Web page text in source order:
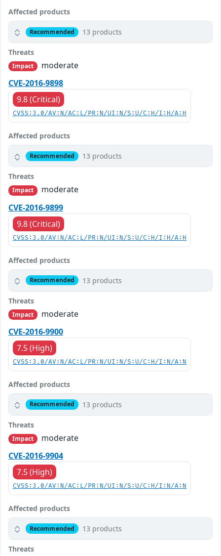
Affected products
Recommended 13 products
Threats
Impact
moderate
CVE-2016-9898
9.8 (Critical)
CVSS:3.0/AV:N/AC:L/PR:N/UI:N/S:U/C:H/I:H/A:H
Affected products
Recommended 13 products
Threats
Impact
moderate
CVE-2016-9899
9.8 (Critical)
CVSS:3.0/AV:N/AC:L/PR:N/UI:N/S:U/C:H/I:H/A:H
Affected products
Recommended 13 products
Threats
Impact
moderate
CVE-2016-9900
7.5 (High)
CVSS:3.0/AV:N/AC:L/PR:N/UI:N/S:U/C:H/I:N/A:N
Affected products
Recommended 13 products
Threats
Impact
moderate
CVE-2016-9904
7.5 (High)
CVSS:3.0/AV:N/AC:L/PR:N/UI:N/S:U/C:H/I:N/A:N
Affected products
Recommended 13 products
Threats